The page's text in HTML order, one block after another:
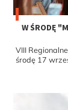
W ŚRODĘ
VIII
środę 17